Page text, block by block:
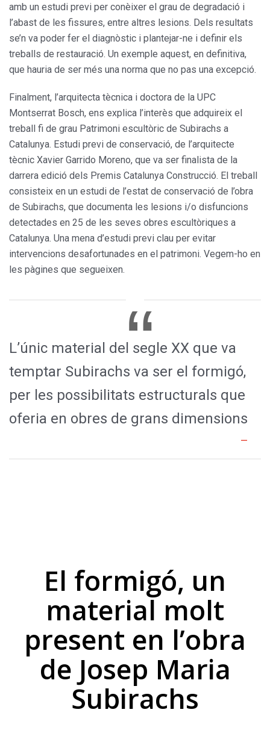
amb un estudi previ per conèixer el grau de degradació i
l’abast de les fissures, entre altres lesions. Dels resultats
se’n va poder fer el diagnòstic i plantejar-ne i definir els
treballs de restauració. Un exemple aquest, en definitiva,
que hauria de ser més una norma que no pas una excepció.
Finalment, l’arquitecta tècnica i doctora de la UPC
Montserrat Bosch, ens explica l’interès que adquireix el
treball fi de grau Patrimoni escultòric de Subirachs a
Catalunya. Estudi previ de conservació, de l’arquitecte
tècnic Xavier Garrido Moreno, que va ser finalista de la
darrera edició dels Premis Catalunya Construcció. El treball
consisteix en un estudi de l’estat de conservació de l’obra
de Subirachs, que documenta les lesions i/o disfuncions
detectades en 25 de les seves obres escultòriques a
Catalunya. Una mena d’estudi previ clau per evitar
intervencions desafortunades en el patrimoni. Vegem-ho en
les pàgines que segueixen.
L’únic material del segle XX que va
temptar Subirachs va ser el formigó,
per les possibilitats estructurals que
oferia en obres de grans dimensions
El formigó, un
material molt
present en l’obra
de Josep Maria
Subirachs